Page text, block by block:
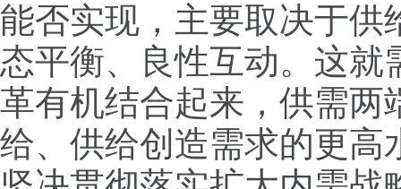
能否实现，主要取决于供
态平衡、良性互动。这
革有机结合起来，供需两
给、供给创造需求的更高